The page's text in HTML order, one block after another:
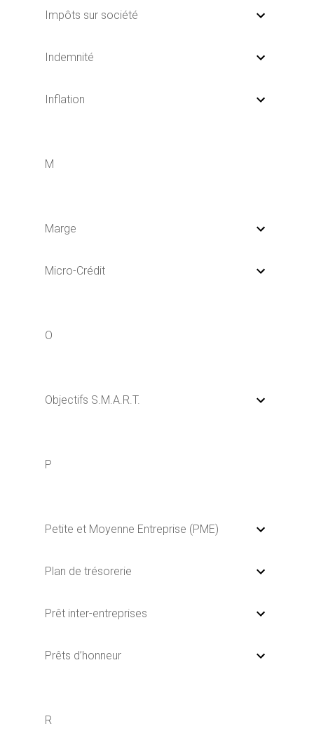
Impôts sur société
Indemnité
Inflation
M
Marge
Micro-Crédit
O
Objectifs S.M.A.R.T.
P
Petite et Moyenne Entreprise (PME)
Plan de trésorerie
Prêt inter-entreprises
Prêts d’honneur
R